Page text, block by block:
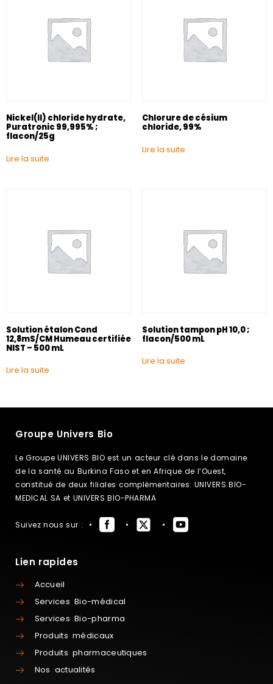
Nickel(II) chloride hydrate,
Puratronic 99,995% ;
flacon/25g
Lire la suite
Chlorure de césium
chloride, 99%
Lire la suite
Solution étalon Cond
12,8mS/CM Humeau certifiée
NIST – 500 mL
Lire la suite
Solution tampon pH 10,0 ;
flacon/500 mL
Lire la suite
Groupe Univers Bio
Le Groupe UNIVERS BIO est un acteur clé dans le domaine
de la santé au Burkina Faso et en Afrique de l’Ouest,
constitué de deux filiales complémentaires: UNIVERS BIO-
MEDICAL SA et UNIVERS BIO-PHARMA
Suivez nous sur :
Lien rapides
Accueil
Services Bio-médical
Services Bio-pharma
Produits médicaux
Produits pharmaceutiques
Nos actualités